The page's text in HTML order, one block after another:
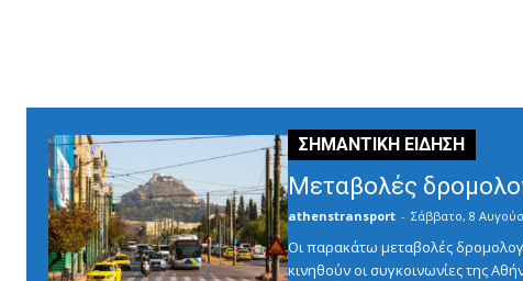
Μεταβολές
athenstransport - Σάββατο, 8
Οι παρακάτω μεταβολές
κινηθούν οι συγκοινωνίες της